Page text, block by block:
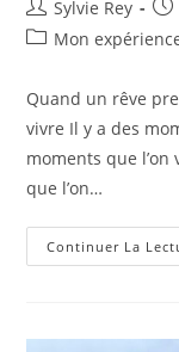
Sylvie Rey
Mon
Quand un rêve
vivre Il y a des
moments que l’on
que l’on…
Continuer La